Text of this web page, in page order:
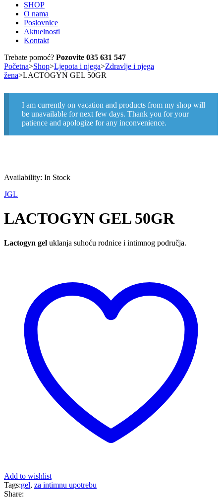
SHOP
O nama
Poslovnice
Aktuelnosti
Kontakt
Trebate pomoć? Pozovite 035 631 547
Početna>Shop>Ljepota i njega>Zdravlje i njega
žena>LACTOGYN GEL 50GR
I am currently on vacation and products from my shop will
be unavailable for next few days. Thank you for your
patience and apologize for any inconvenience.
Availability: In Stock
JGL
LACTOGYN GEL 50GR
Lactogyn gel uklanja suhoću rodnice i intimnog područja.
Add to wishlist
Tags:gel, za intimnu upotrebu
Share: